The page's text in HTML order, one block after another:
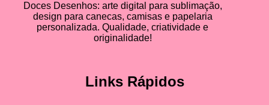
Doces Desenhos: arte digital para sublimação,
design para canecas, camisas e papelaria
personalizada. Qualidade, criatividade e
originalidade!
Links Rápidos